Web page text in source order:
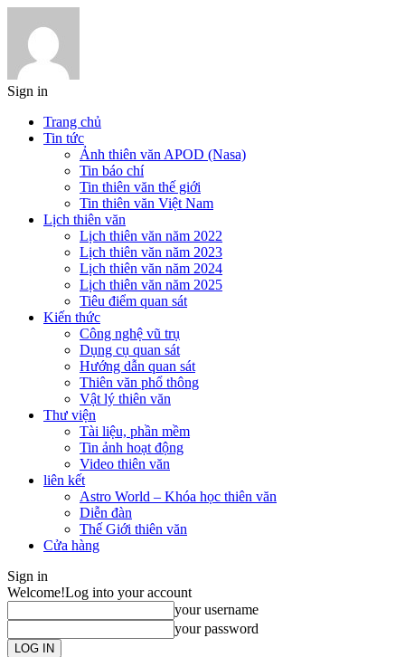
Sign in
Trang chủ
Tin tức
Ảnh thiên văn APOD (Nasa)
Tin báo chí
Tin thiên văn thế giới
Tin thiên văn Việt Nam
Lịch thiên văn
Lịch thiên văn năm 2022
Lịch thiên văn năm 2023
Lịch thiên văn năm 2024
Lịch thiên văn năm 2025
Tiêu điểm quan sát
Kiến thức
Công nghệ vũ trụ
Dụng cụ quan sát
Hướng dẫn quan sát
Thiên văn phổ thông
Vật lý thiên văn
Thư viện
Tài liệu, phần mềm
Tin ảnh hoạt động
Video thiên văn
liên kết
Astro World – Khóa học thiên văn
Diễn đàn
Thế Giới thiên văn
Cửa hàng
Sign in
Welcome!Log into your account
your username
your password